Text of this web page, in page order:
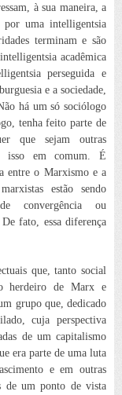
à sua maneira, a
por uma intelligentsia
terminam e são
acadêmica
perseguida e
e a sociedade,
há um só sociólogo
tenha feito parte de
que sejam outras
isso em comum. É
entre o Marxismo e a
estão sendo
convergência ou
fato, essa diferença
que, tanto social
herdeiro de Marx e
grupo que, dedicado
cuja perspectiva
de um capitalismo
era parte de uma luta
e em outras
de um ponto de vista